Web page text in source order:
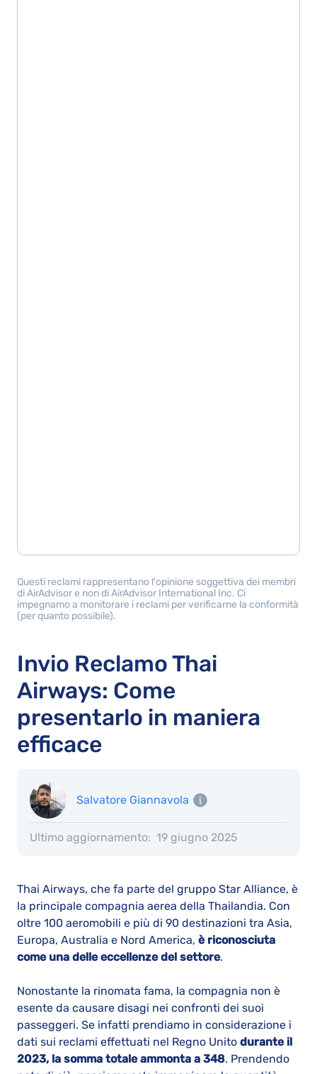
Questi reclami rappresentano l'opinione soggettiva dei membri
di AirAdvisor e non di AirAdvisor International Inc. Ci
impegnamo a monitorare i reclami per verificarne la conformità
(per quanto possibile).
Invio Reclamo Thai
Airways: Come
presentarlo in maniera
efficace
Salvatore Giannavola
Ultimo aggiornamento: 19 giugno 2025
Thai Airways, che fa parte del gruppo Star Alliance, è
la principale compagnia aerea della Thailandia. Con
oltre 100 aeromobili e più di 90 destinazioni tra Asia,
Europa, Australia e Nord America, è riconosciuta
come una delle eccellenze del settore.
Nonostante la rinomata fama, la compagnia non è
esente da causare disagi nei confronti dei suoi
passeggeri. Se infatti prendiamo in considerazione i
dati sui reclami effettuati nel Regno Unito durante il
2023, la somma totale ammonta a 348. Prendendo